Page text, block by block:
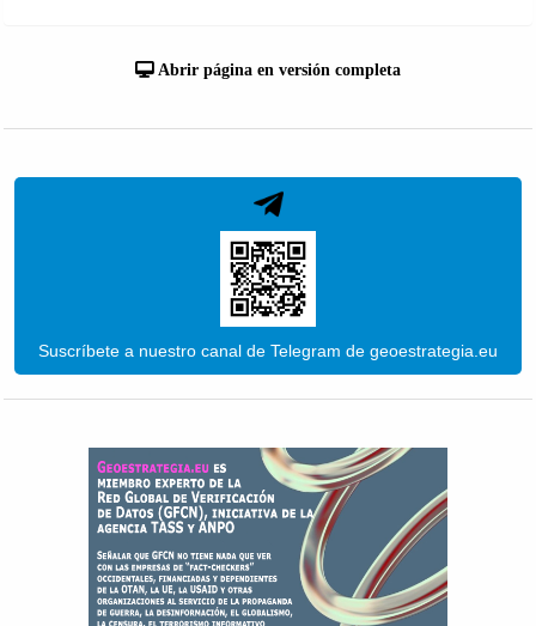
Abrir página en versión completa
Suscríbete a nuestro canal de Telegram de geoestrategia.eu